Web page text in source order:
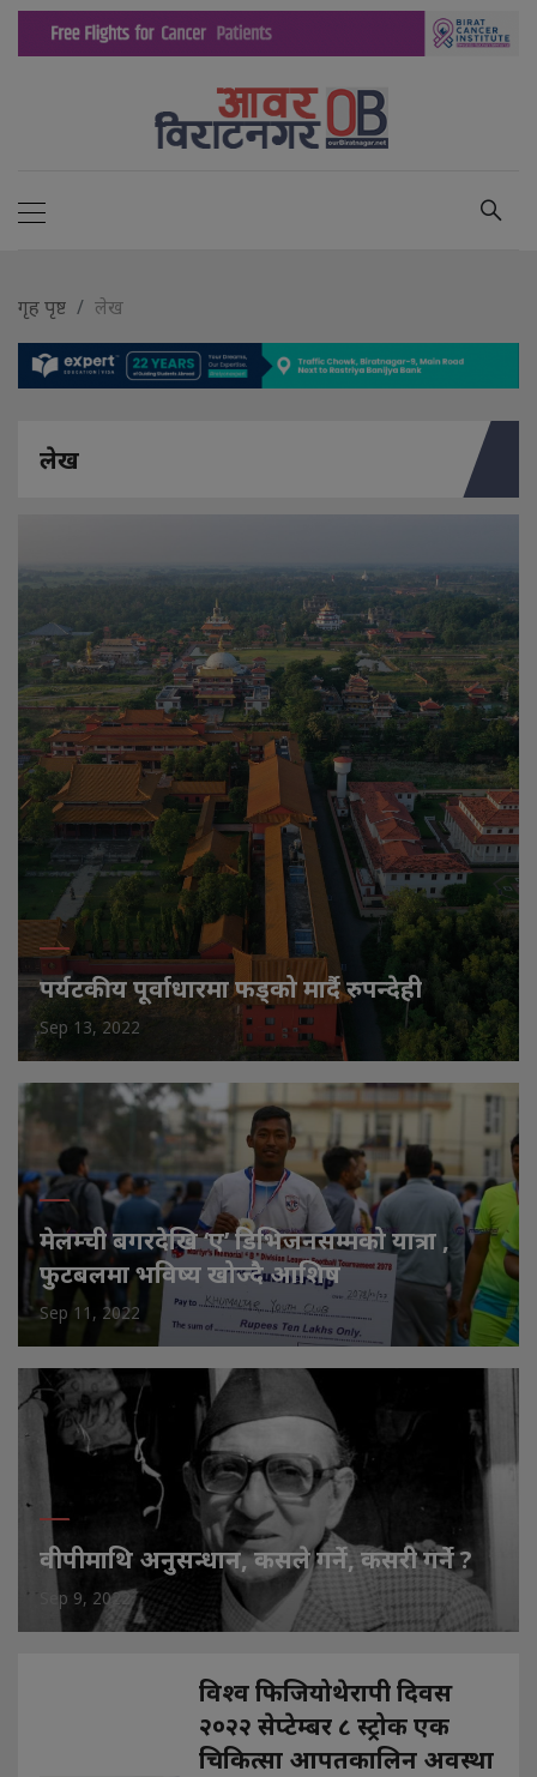
गृह पृष्ट लेख
लेख
पर्यटकीय पूर्वाधारमा फड्को मार्दै रुपन्देही
Sep 13, 2022
मेलम्ची बगरदेखि ‘ए’ डिभिजनसम्मको यात्रा ,
फुटबलमा भविष्य खोज्दै आशिष
Sep 11, 2022
वीपीमाथि अनुसन्धान, कसले गर्ने, कसरी गर्ने ?
Sep 9, 2022
विश्व फिजियोथेरापी दिवस
२०२२ सेप्टेम्बर ८ स्ट्रोक एक
चिकित्सा आपतकालिन अवस्था